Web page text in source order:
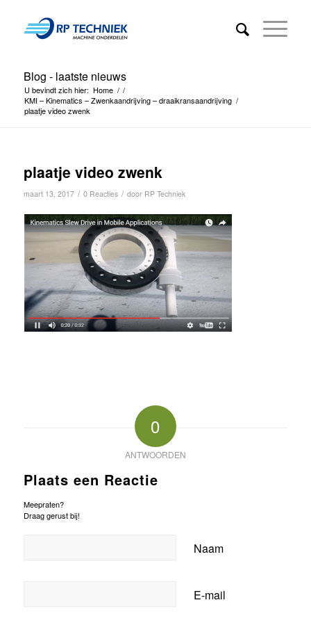
Blog - laatste nieuws
U bevindt zich hier: Home / /
KMI – Kinematics – Zwenkaandrijving – draaikransaandrijving /
plaatje video zwenk
plaatje video zwenk
maart 13, 2017 / 0 Reacties / door RP Techniek
0
ANTWOORDEN
Plaats een Reactie
Meepraten?
Draag gerust bij!
Naam
E-mail